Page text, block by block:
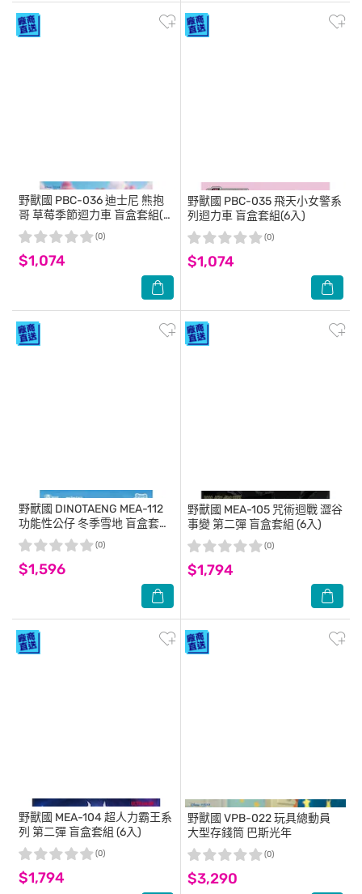
野獸國 PBC-036 迪士尼 熊抱
哥 草莓季節迴力車 盲盒套組(6
入)
$1,074
(0)
野獸國 PBC-035 飛天小女警系
列迴力車 盲盒套組(6入)
$1,074
(0)
野獸國 DINOTAENG MEA-112
功能性公仔 冬季雪地 盲盒套組
(4入)
$1,596
(0)
野獸國 MEA-105 咒術迴戰 澀谷
事變 第二彈 盲盒套組 (6入)
$1,794
(0)
野獸國 MEA-104 超人力霸王系
列 第二彈 盲盒套組 (6入)
$1,794
(0)
野獸國 VPB-022 玩具總動員
大型存錢筒 巴斯光年
$3,290
(0)